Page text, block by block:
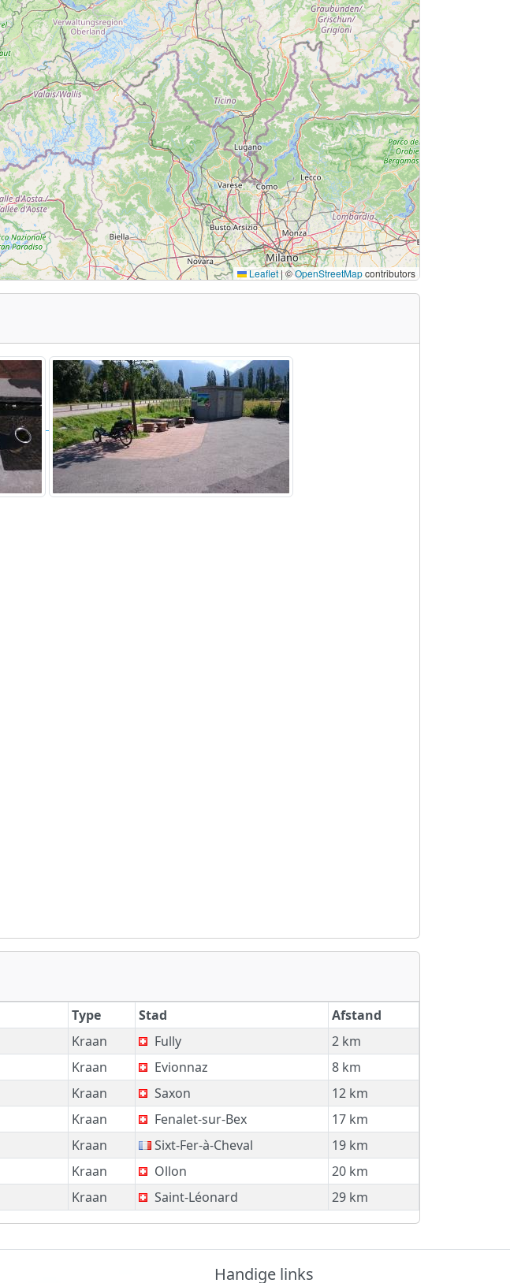
Leaflet |©OpenStreetMapcontributors
Type Stad
Afstand
Kraan Fully
2 km
Kraan Evionnaz
8 km
Kraan Saxon
12 km
Kraan Fenalet-sur-Bex
17 km
Kraan Sixt-Fer-à-Cheval
19 km
Kraan Ollon
20 km
Kraan Saint-Léonard 29 km
Handige links